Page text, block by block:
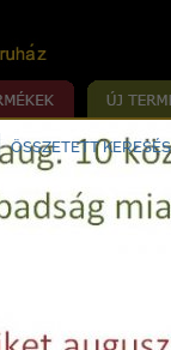
ÖSSZETETT KERESÉS
E-mail: